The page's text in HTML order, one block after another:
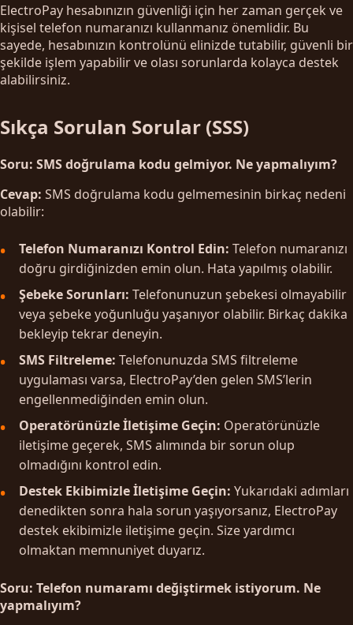
ElectroPay hesabınızın güvenliği için her zaman gerçek ve
kişisel telefon numaranızı kullanmanız önemlidir. Bu
sayede, hesabınızın kontrolünü elinizde tutabilir, güvenli bir
şekilde işlem yapabilir ve olası sorunlarda kolayca destek
alabilirsiniz.
Sıkça Sorulan Sorular (SSS)
Soru: SMS doğrulama kodu gelmiyor. Ne yapmalıyım?
Cevap: SMS doğrulama kodu gelmemesinin birkaç nedeni
olabilir:
Telefon Numaranızı Kontrol Edin: Telefon numaranızı
doğru girdiğinizden emin olun. Hata yapılmış olabilir.
Şebeke Sorunları: Telefonunuzun şebekesi olmayabilir
veya şebeke yoğunluğu yaşanıyor olabilir. Birkaç dakika
bekleyip tekrar deneyin.
SMS Filtreleme: Telefonunuzda SMS filtreleme
uygulaması varsa, ElectroPay’den gelen SMS’lerin
engellenmediğinden emin olun.
Operatörünüzle İletişime Geçin: Operatörünüzle
iletişime geçerek, SMS alımında bir sorun olup
olmadığını kontrol edin.
Destek Ekibimizle İletişime Geçin: Yukarıdaki adımları
denedikten sonra hala sorun yaşıyorsanız, ElectroPay
destek ekibimizle iletişime geçin. Size yardımcı
olmaktan memnuniyet duyarız.
Soru: Telefon numaramı değiştirmek istiyorum. Ne
yapmalıyım?